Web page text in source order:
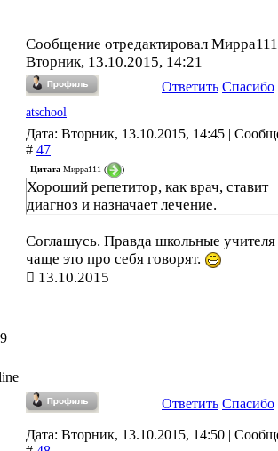
Сообщение отредактировал Мирра111
Вторник, 13.10.2015, 14:21
Ответить Спасибо
atschool
Дата: Вторник, 13.10.2015, 14:45 |
# 47
Цитата Мирра111 ( )
Хороший репетитор, как врач, ставит
диагноз и назначает лечение.
Соглашусь. Правда школьные учителя
чаще это про себя говорят.
13.10.2015
Ответить Спасибо
Дата: Вторник, 13.10.2015, 14:50 |